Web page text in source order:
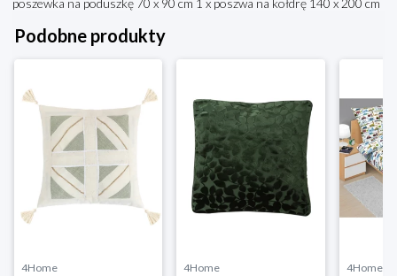
poszewka na poduszkę 70 x 90 cm 1 x poszwa na kołdrę 140 x 200 cm
Podobne produkty
4Home 4Home 4Home